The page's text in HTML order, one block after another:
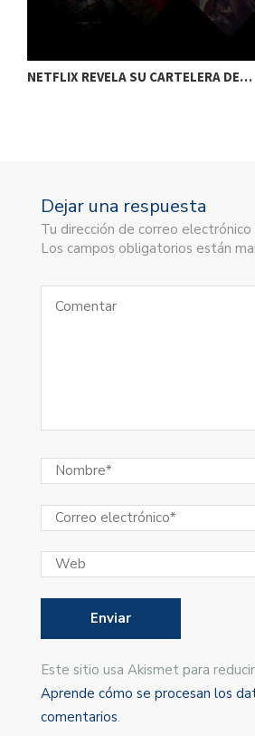
NETFLIX REVELA SU CARTELERA DE…
Dejar una respuesta
Tu dirección de correo electrónico
Los campos obligatorios están
Este sitio usa Akismet para
Aprende cómo se procesan los
comentarios.